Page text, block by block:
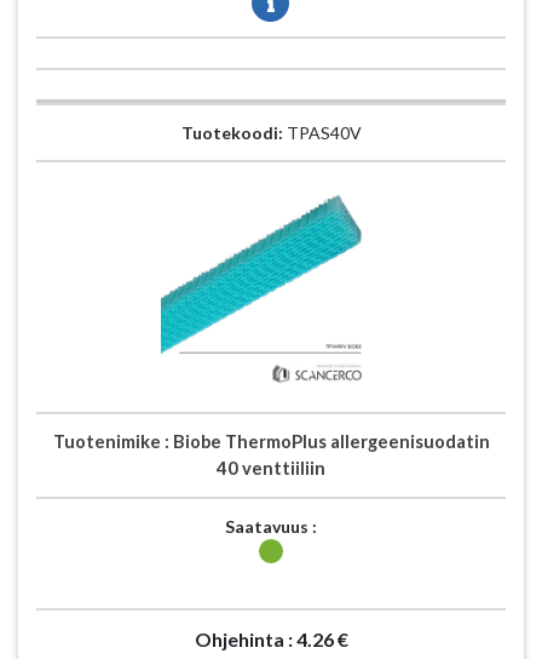
Tuotekoodi: TPAS40V
Tuotenimike : Biobe ThermoPlus allergeenisuodatin
40 venttiiliin
Saatavuus :
Ohjehinta :4.26 €